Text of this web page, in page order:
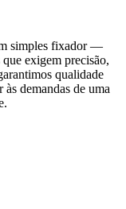
simples fixador —
exigem precisão,
qualidade
às demandas de uma